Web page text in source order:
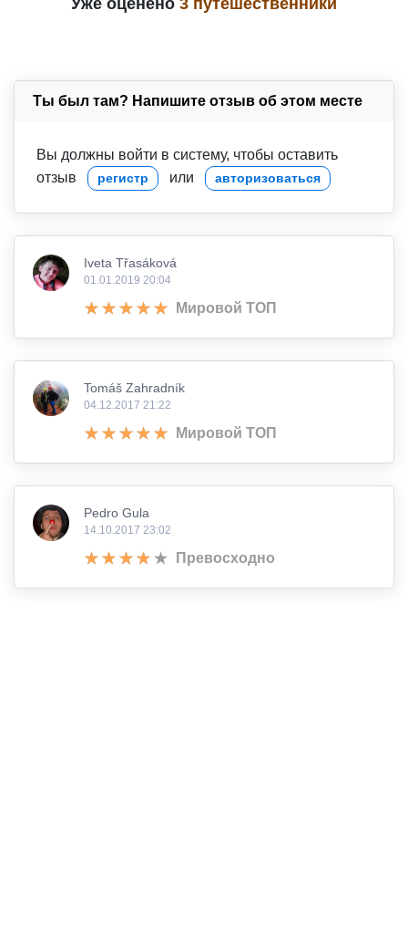
Ты был там? Напишите отзыв об этом месте
Вы должны войти в систему, чтобы оставить
отзыв
регистр или авторизоваться
Iveta Třasáková
01.01.2019 20:04
Мировой ТОП
Tomáš Zahradník
04.12.2017 21:22
Мировой ТОП
Pedro Gula
14.10.2017 23:02
Превосходно